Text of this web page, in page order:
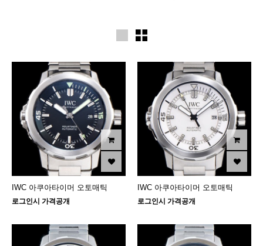
IWC 아쿠아타이머 오토매틱
로그인시 가격공개
IWC 아쿠아타이머 오토매틱
로그인시 가격공개